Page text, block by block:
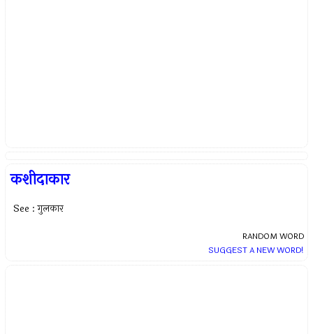
कशीदाकार
See : गुलकार
RANDOM WORD
SUGGEST A NEW WORD!